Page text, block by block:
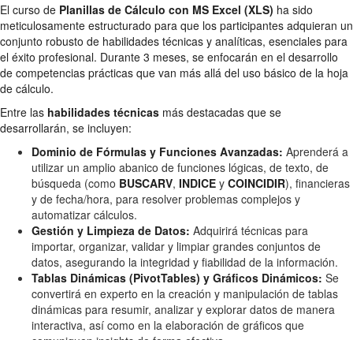
El curso de Planillas de Cálculo con MS Excel (XLS) ha sido
meticulosamente estructurado para que los participantes adquieran un
conjunto robusto de habilidades técnicas y analíticas, esenciales para
el éxito profesional. Durante 3 meses, se enfocarán en el desarrollo
de competencias prácticas que van más allá del uso básico de la hoja
de cálculo.
Entre las habilidades técnicas más destacadas que se
desarrollarán, se incluyen:
Dominio de Fórmulas y Funciones Avanzadas: Aprenderá a
utilizar un amplio abanico de funciones lógicas, de texto, de
búsqueda (como BUSCARV, INDICE y COINCIDIR), financieras
y de fecha/hora, para resolver problemas complejos y
automatizar cálculos.
Gestión y Limpieza de Datos: Adquirirá técnicas para
importar, organizar, validar y limpiar grandes conjuntos de
datos, asegurando la integridad y fiabilidad de la información.
Tablas Dinámicas (PivotTables) y Gráficos Dinámicos: Se
convertirá en experto en la creación y manipulación de tablas
dinámicas para resumir, analizar y explorar datos de manera
interactiva, así como en la elaboración de gráficos que